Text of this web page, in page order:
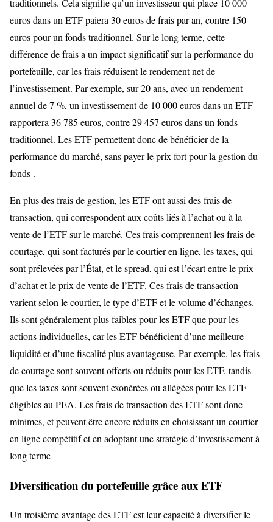
traditionnels. Cela signifie qu’un investisseur qui place 10 000
euros dans un ETF paiera 30 euros de frais par an, contre 150
euros pour un fonds traditionnel. Sur le long terme, cette
différence de frais a un impact significatif sur la performance du
portefeuille, car les frais réduisent le rendement net de
l’investissement. Par exemple, sur 20 ans, avec un rendement
annuel de 7 %, un investissement de 10 000 euros dans un ETF
rapportera 36 785 euros, contre 29 457 euros dans un fonds
traditionnel. Les ETF permettent donc de bénéficier de la
performance du marché, sans payer le prix fort pour la gestion du
fonds .
En plus des frais de gestion, les ETF ont aussi des frais de
transaction, qui correspondent aux coûts liés à l’achat ou à la
vente de l’ETF sur le marché. Ces frais comprennent les frais de
courtage, qui sont facturés par le courtier en ligne, les taxes, qui
sont prélevées par l’État, et le spread, qui est l’écart entre le prix
d’achat et le prix de vente de l’ETF. Ces frais de transaction
varient selon le courtier, le type d’ETF et le volume d’échanges.
Ils sont généralement plus faibles pour les ETF que pour les
actions individuelles, car les ETF bénéficient d’une meilleure
liquidité et d’une fiscalité plus avantageuse. Par exemple, les frais
de courtage sont souvent offerts ou réduits pour les ETF, tandis
que les taxes sont souvent exonérées ou allégées pour les ETF
éligibles au PEA. Les frais de transaction des ETF sont donc
minimes, et peuvent être encore réduits en choisissant un courtier
en ligne compétitif et en adoptant une stratégie d’investissement à
long terme
Diversification du portefeuille grâce aux ETF
Un troisième avantage des ETF est leur capacité à diversifier le